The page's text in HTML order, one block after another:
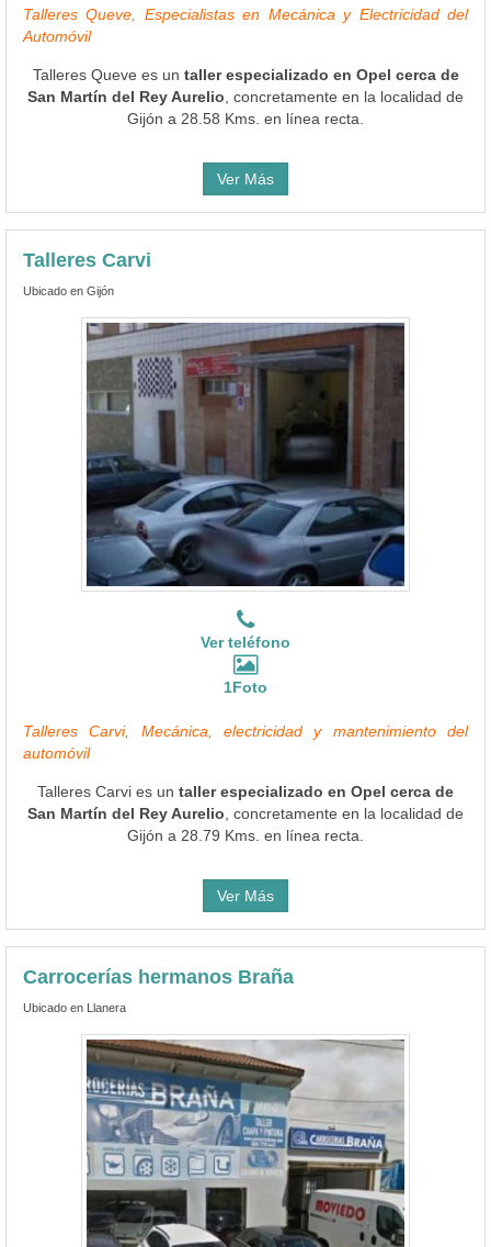
Talleres Queve, Especialistas en Mecánica y Electricidad del
Automóvil
Talleres Queve es un taller especializado en Opel cerca de
San Martín del Rey Aurelio , concretamente en la localidad de
Gijón a 28.58 Kms. en línea recta.
Ver Más
Talleres Carvi
Ubicado en Gijón
Ver teléfono
1Foto
Talleres Carvi, Mecánica, electricidad y mantenimiento del
automóvil
Talleres Carvi es un taller especializado en Opel cerca de
San Martín del Rey Aurelio , concretamente en la localidad de
Gijón a 28.79 Kms. en línea recta.
Ver Más
Carrocerías hermanos Braña
Ubicado en Llanera